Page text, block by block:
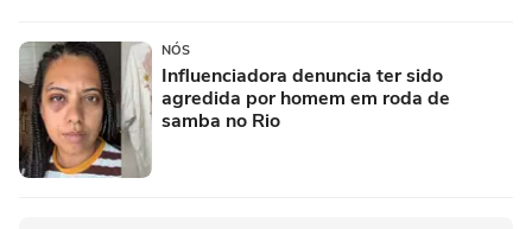
NÓS
Influenciadora denuncia ter sido
agredida por homem em roda de
samba no Rio